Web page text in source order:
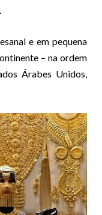
e em pequena
– na ordem
Árabes Unidos,